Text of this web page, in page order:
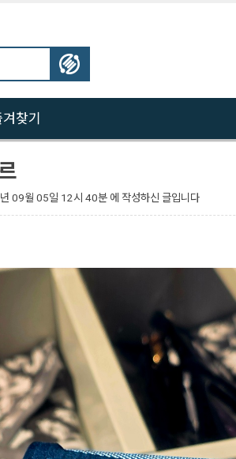
찾기
09월 05일 12시 40분 에 작성하신 글입니다